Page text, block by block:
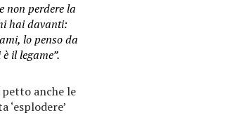
non perdere la
hai davanti:
lo penso da
il legame”.
anche le